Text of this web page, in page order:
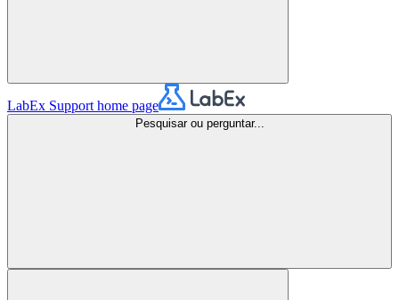
LabEx Support home page
Pesquisar ou perguntar...